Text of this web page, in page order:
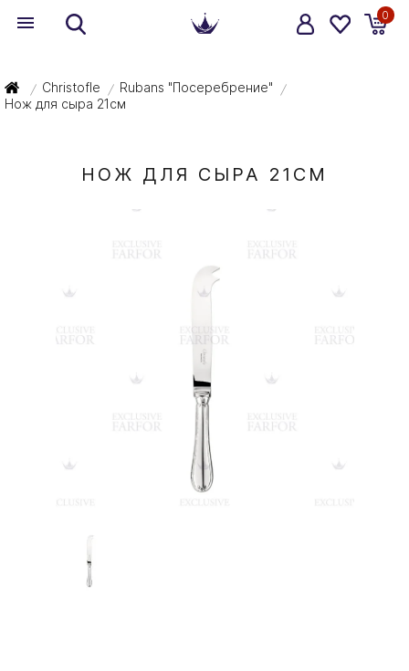
0
/ Christofle / Rubans "Посеребрение" /
Нож для сыра 21см
НОЖ ДЛЯ СЫРА 21СМ